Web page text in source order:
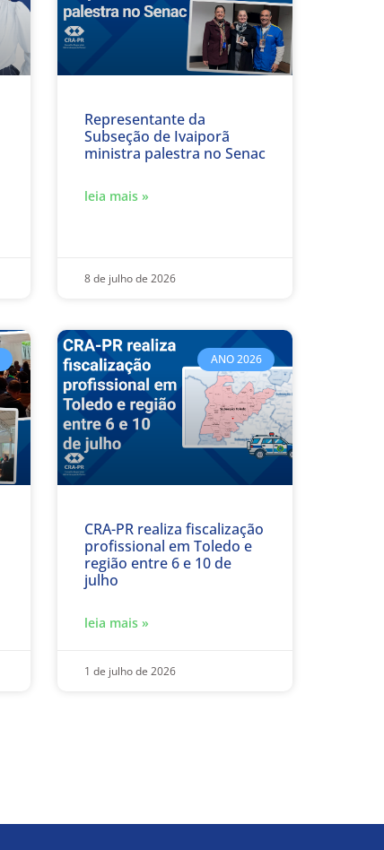
Representante da
Subseção de Ivaiporã
ministra palestra no Senac
leia mais »
8 de julho de 2026
ANO 2026
CRA-PR realiza fiscalização
profissional em Toledo e
região entre 6 e 10 de
julho
leia mais »
1 de julho de 2026